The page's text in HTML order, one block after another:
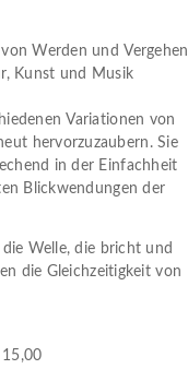
Werden und Vergehen
Kunst und Musik
Variationen von
hervorzuzaubern. Sie
in der Einfachheit
Blickwendungen der
Welle, die bricht und
die Gleichzeitigkeit von